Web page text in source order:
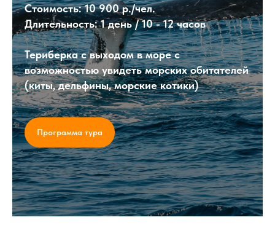
Стоимость:10 900 р./чел.
Длительность: 1 день / 10 - 12 часов
Териберка с выходом в море с
возможностью увидеть морских обитателей
(киты, дельфины, морские котики)
Программа тура